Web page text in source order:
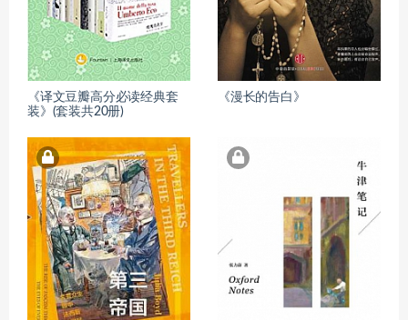
《译文豆瓣高分必读经典套
装》(套装共20册)
《漫长的告白》